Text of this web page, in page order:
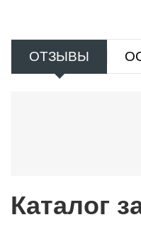
ОТЗЫВЫ
Каталог